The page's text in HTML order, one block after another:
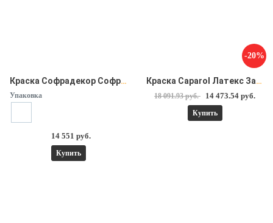
Краска Софрадекор Софрамап база Р (9л)
Упаковка
14 551 руб.
Купить
-20%
Краска Caparol Латекс Замт 10 12.5 л
18 091.93 руб. 14 473.54 руб.
Купить